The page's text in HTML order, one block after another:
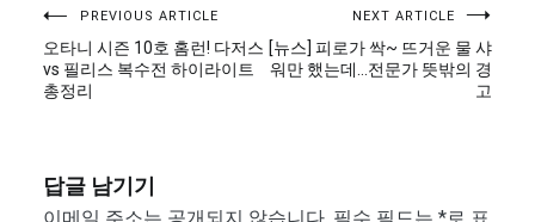
글
탐
색
PREVIOUS ARTICLE
오타니 시즌 10호 홈런! 다저스
vs 필리스 복수전 하이라이트
총정리
NEXT ARTICLE
[뉴스] 피로가 싹~ 뜨거운 물 샤
워만 했는데…전문가 뜻밖의 경
고
답글 남기기